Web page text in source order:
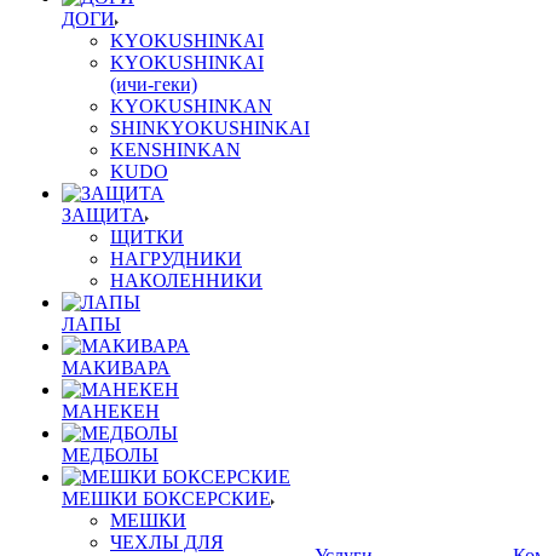
ДОГИ
KYOKUSHINKAI
KYOKUSHINKAI
(ичи-геки)
KYOKUSHINKAN
SHINKYOKUSHINKAI
KENSHINKAN
KUDO
ЗАЩИТА
ЩИТКИ
НАГРУДНИКИ
НАКОЛЕННИКИ
ЛАПЫ
МАКИВАРА
МАНЕКЕН
МЕДБОЛЫ
МЕШКИ БОКСЕРСКИЕ
МЕШКИ
ЧЕХЛЫ ДЛЯ